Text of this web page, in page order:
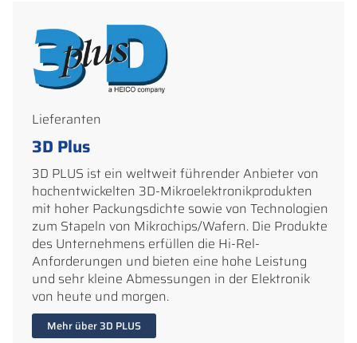
Lieferanten
3D Plus
3D PLUS ist ein weltweit führender Anbieter von
hochentwickelten 3D-Mikroelektronikprodukten
mit hoher Packungsdichte sowie von Technologien
zum Stapeln von Mikrochips/Wafern. Die Produkte
des Unternehmens erfüllen die Hi-Rel-
Anforderungen und bieten eine hohe Leistung
und sehr kleine Abmessungen in der Elektronik
von heute und morgen.
Mehr über 3D PLUS